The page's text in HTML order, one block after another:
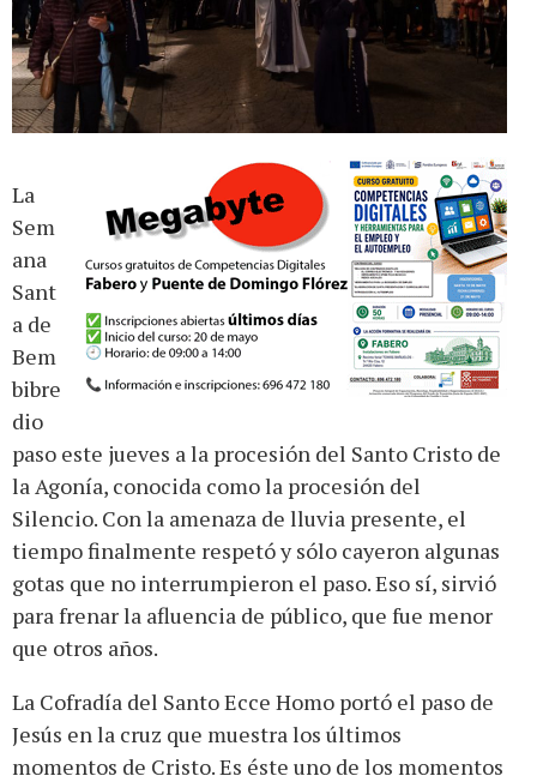
La
Sem
ana
Sant
a de
Bem
bibre
dio
paso este jueves a la procesión del Santo Cristo de
la Agonía, conocida como la procesión del
Silencio. Con la amenaza de lluvia presente, el
tiempo finalmente respetó y sólo cayeron algunas
gotas que no interrumpieron el paso. Eso sí, sirvió
para frenar la afluencia de público, que fue menor
que otros años.
La Cofradía del Santo Ecce Homo portó el paso de
Jesús en la cruz que muestra los últimos
momentos de Cristo. Es éste uno de los momentos